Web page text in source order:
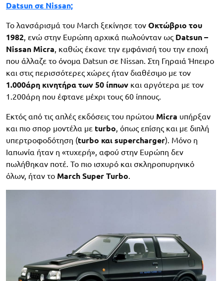
Datsun σε Nissan;
Το λανσάρισμά του March ξεκίνησε τον Οκτώβριο του
1982, ενώ στην Ευρώπη αρχικά πωλούνταν ως Datsun –
Nissan Micra, καθώς έκανε την εμφάνισή του την εποχή
που άλλαζε το όνομα Datsun σε Nissan. Στη Γηραιά Ήπειρο
και στις περισσότερες χώρες ήταν διαθέσιμο με τον
1.000άρη κινητήρα των 50 ίππων και αργότερα με τον
1.200άρη που έφτανε μέχρι τους 60 ίππους.
Εκτός από τις απλές εκδόσεις του πρώτου Micra υπήρξαν
και πιο σπορ μοντέλα με turbo, όπως επίσης και με διπλή
υπερτροφοδότηση (turbo και supercharger). Μόνο η
Ιαπωνία ήταν η «τυχερή», αφού στην Ευρώπη δεν
πωλήθηκαν ποτέ. Το πιο ισχυρό και σκληροπυρηνικό
όλων, ήταν το March Super Turbo.